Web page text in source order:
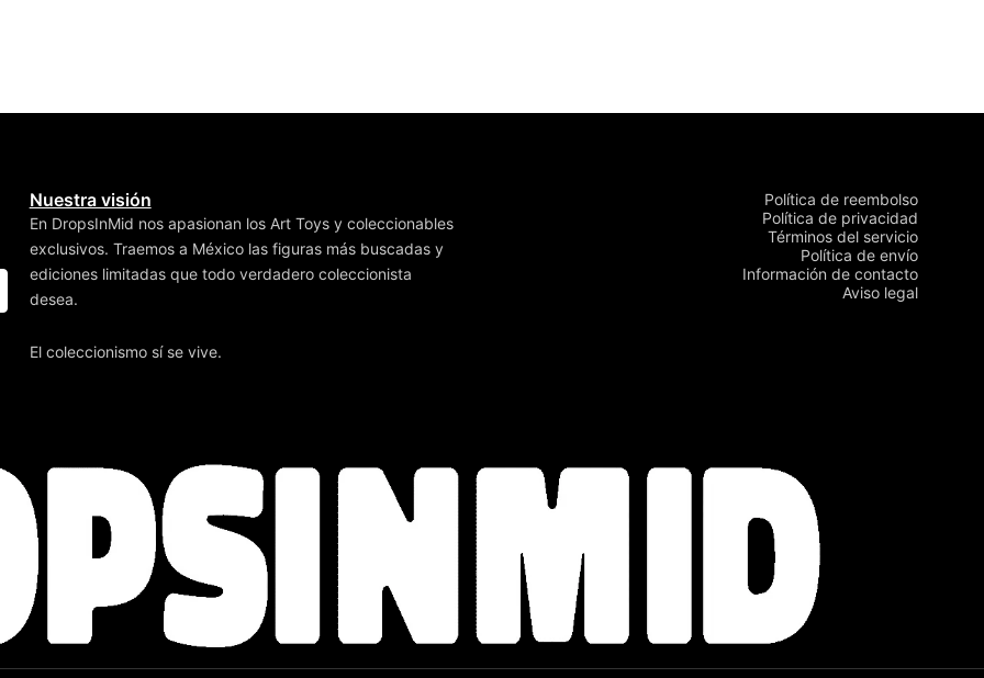
Nuestra visión
En DropsInMid nos apasionan los Art Toys y coleccionables
exclusivos. Traemos a México las figuras más buscadas y
ediciones limitadas que todo verdadero coleccionista
desea.
El coleccionismo sí se vive.
Política de reembolso
Política de privacidad
Términos del servicio
Política de envío
Información de contacto
Aviso legal